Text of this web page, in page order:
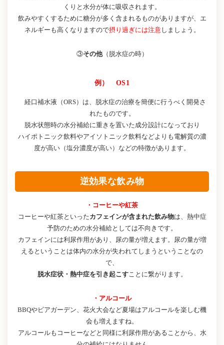
くりと水分が体に吸収されます。
飲みやすくするために糖分が多く含まれるものがありますが、エ
ネルギーも高くなりますので摂り過ぎには注意しましょう。
③その他（脱水症の時）
例） OS1
経口補水液（ORS）は、脱水症の治療を簡便に行うべく開発さ
れたものです。
脱水状態時の水分補給に重きを置いた成分設計になっており
ハイポトニック飲料やアイソトニック飲料などよりも電解質の濃
度が高い（塩分濃度が高い）などの特徴があります。
逆効果な飲み物
・コーヒーや紅茶
コーヒーや紅茶といったカフェインが含まれた飲み物は、熱中症
予防のための水分補給としては不向きです。
カフェインには利尿作用があり、尿の量が増えます。尿の量が増
えるということは体内の水分が失われてしまうということなの
で、
脱水症状・熱中症を引き起こすことに繋がります。
・アルコール
BBQやビアガーデン、花火大会など夏場はアルコールを楽しむ機
会も増えますね。
アルコールもコーヒーなどと同様に利尿作用があることから、水